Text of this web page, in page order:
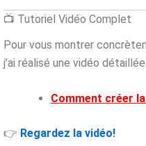
📺 Tutoriel Vidéo Complet
Pour vous montrer
j’ai réalisé une vidéo
Comment créer
👉 Regardez la vidéo!